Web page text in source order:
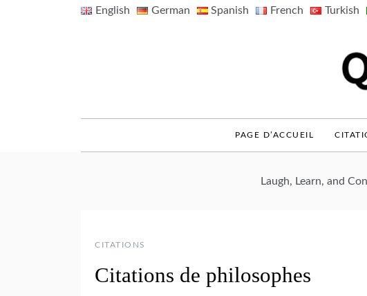
English German Spanish French Turkish
PAGE D’ACCUEIL
Laugh, Learn, and
CITATIONS
Citations de philosophes